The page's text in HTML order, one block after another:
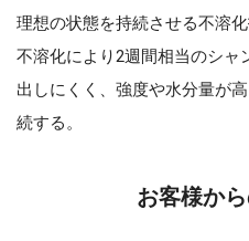
理想の状態を持続させる不溶
不溶化により2週間相当のシャ
出しにくく、強度や水分量が
続する。
お客様か